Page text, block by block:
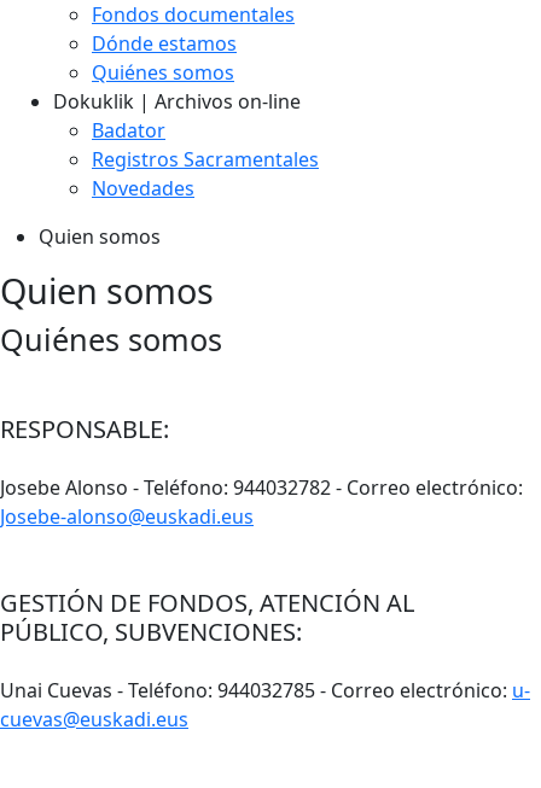
Fondos documentales
Dónde estamos
Quiénes somos
Dokuklik | Archivos on-line
Badator
Registros Sacramentales
Novedades
Quien somos
Quien somos
Quiénes somos
RESPONSABLE:
Josebe Alonso - Teléfono: 944032782 - Correo electrónico:
Josebe-alonso@euskadi.eus
GESTIÓN DE FONDOS, ATENCIÓN AL
PÚBLICO, SUBVENCIONES:
Unai Cuevas - Teléfono: 944032785 - Correo electrónico: u-
cuevas@euskadi.eus